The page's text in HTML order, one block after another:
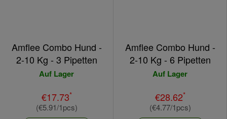
Amflee Combo Hund -
2-10 Kg - 3 Pipetten
Auf Lager
€17.73*
(€5.91/1pcs)
Amflee Combo Hund -
2-10 Kg - 6 Pipetten
Auf Lager
€28.62*
(€4.77/1pcs)